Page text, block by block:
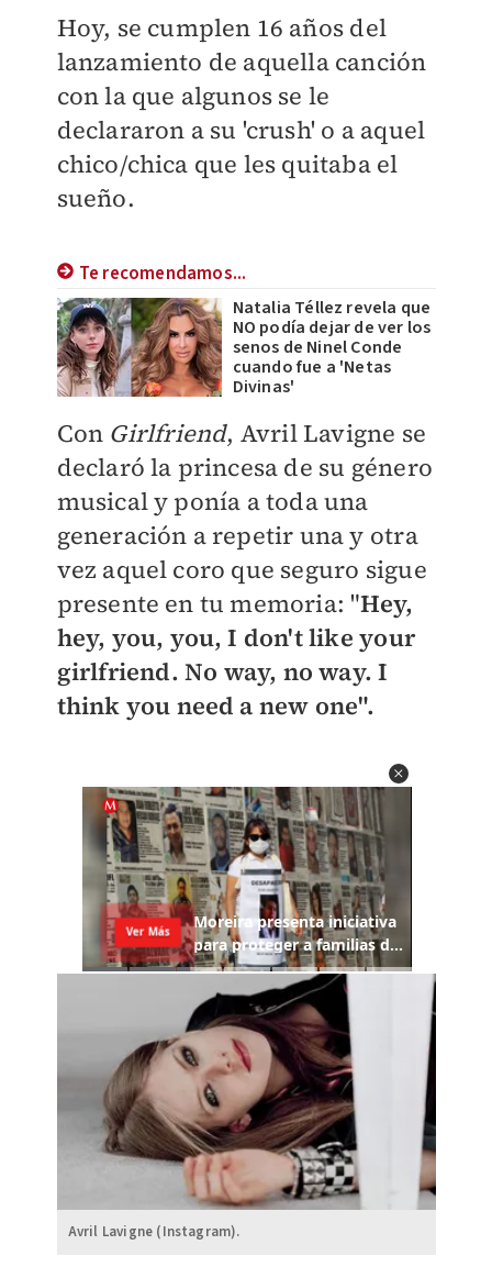
Hoy, se cumplen 16 años del
lanzamiento de aquella canción
con la que algunos se le
declararon a su 'crush' o a aquel
chico/chica que les quitaba el
sueño.
Te recomendamos...
Natalia Téllez revela que
NO podía dejar de ver los
senos de Ninel Conde
cuando fue a 'Netas
Divinas'
Con Girlfriend, Avril Lavigne se
declaró la princesa de su género
musical y ponía a toda una
generación a repetir una y otra
vez aquel coro que seguro sigue
presente en tu memoria: "Hey,
hey, you, you, I don't like your
girlfriend. No way, no way.I
think you need a new one".
Avril Lavigne (Instagram).